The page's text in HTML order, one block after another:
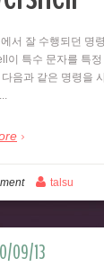
서 잘 수행되던 명
이 특수 문자를 특
음과 같은 명령을
talsu
09/13